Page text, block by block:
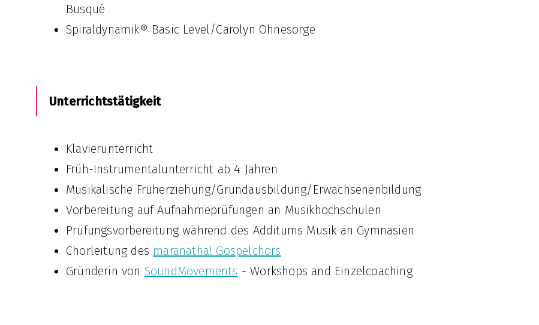
Busqué
Spiraldynamik® Basic Level/Carolyn Ohnesorge
Unterrichtstätigkeit
Klavierunterricht
Früh-Instrumentalunterricht ab 4 Jahren
Musikalische Früherziehung/Grundausbildung/Erwachsenenbildung
Vorbereitung auf Aufnahmeprüfungen an Musikhochschulen
Prüfungsvorbereitung während des Additums Musik an Gymnasien
Chorleitung des maranatha! Gospelchors
Gründerin von SoundMovements - Workshops and Einzelcoaching